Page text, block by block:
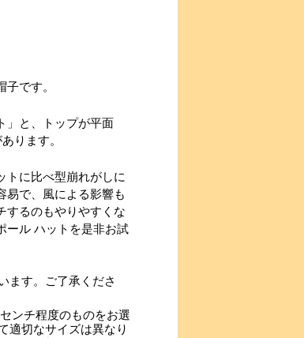
です。
」と、トップが平面
ります。
トに比べ型崩れがしに
易で、風による影響も
するのもやりやすくな
ール ハットを是非お試
ます。ご了承くださ
ンチ程度のものをお選
適切なサイズは異なり